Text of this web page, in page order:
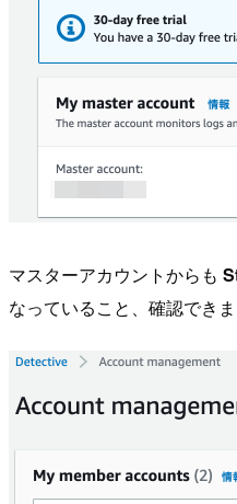
マスターアカウントからも
なっていること、確認できま